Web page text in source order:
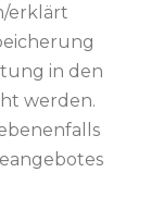
erklärt
in den
werden.